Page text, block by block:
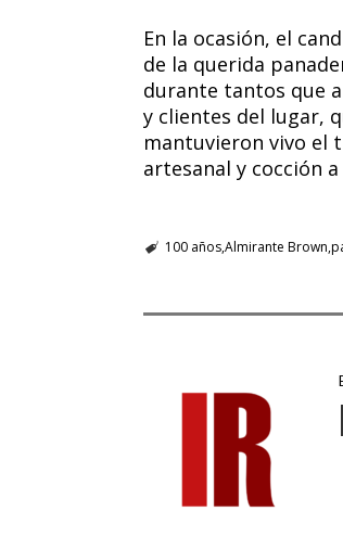
En la ocasión, el
de la querida
durante tantos que
y clientes del lugar,
mantuvieron vivo el
artesanal y cocción a
100 añosAlmirante Brown